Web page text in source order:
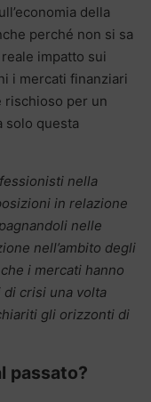
della
perché non si sa
impatto sui
i mercati finanziari
rischioso per un
solo questa
nella
in relazione
nelle
nell’ambito degli
i mercati hanno
crisi una volta
gli orizzonti di
passato?